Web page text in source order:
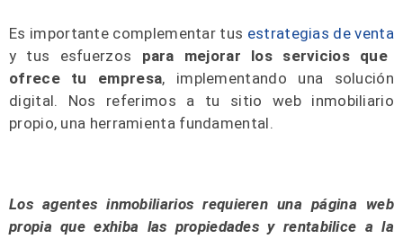
Es importante complementar tus estrategias de venta
y tus esfuerzos para mejorar los servicios que
ofrece tu empresa, implementando una solución
digital. Nos referimos a tu sitio web inmobiliario
propio, una herramienta fundamental.
Los agentes inmobiliarios requieren una página web
propia que exhiba las propiedades y rentabilice a la